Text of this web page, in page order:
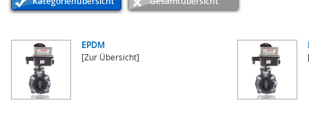
EPDM
[Zur Übersicht]